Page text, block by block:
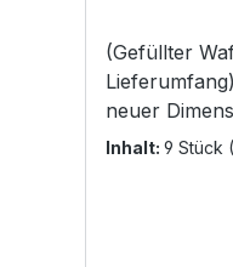
(Gefüllter
neuer
Sorbet,
Inhalt: 9 Stück